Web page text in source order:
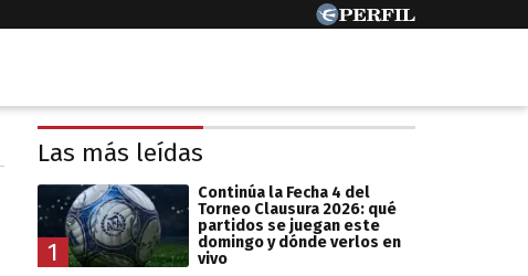
Las más leídas
1
Continúa la Fecha 4 del
Torneo Clausura 2026: qué
partidos se juegan este
domingo y dónde verlos en
vivo